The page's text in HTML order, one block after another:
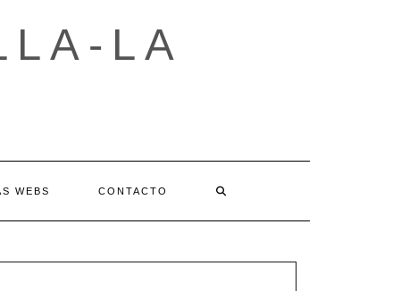
LA
WEBS CONTACTO